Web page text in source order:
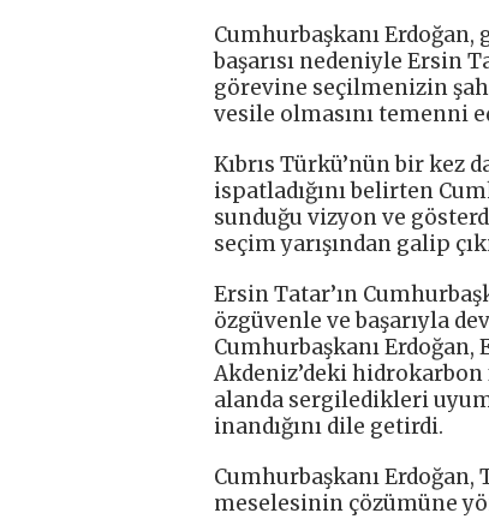
Cumhurbaşkanı
başarısı nedeniyle Ersin
görevine seçilmenizin
vesile olmasını temenni
Kıbrıs Türkü’nün bir kez
ispatladığını belirten
sunduğu vizyon ve
seçim yarışından galip
Ersin Tatar’ın
özgüvenle ve başarıyla
Cumhurbaşkanı Erdoğan,
Akdeniz’deki
alanda sergiledikleri
inandığını dile getirdi.
Cumhurbaşkanı Erdoğan,
meselesinin çözümüne